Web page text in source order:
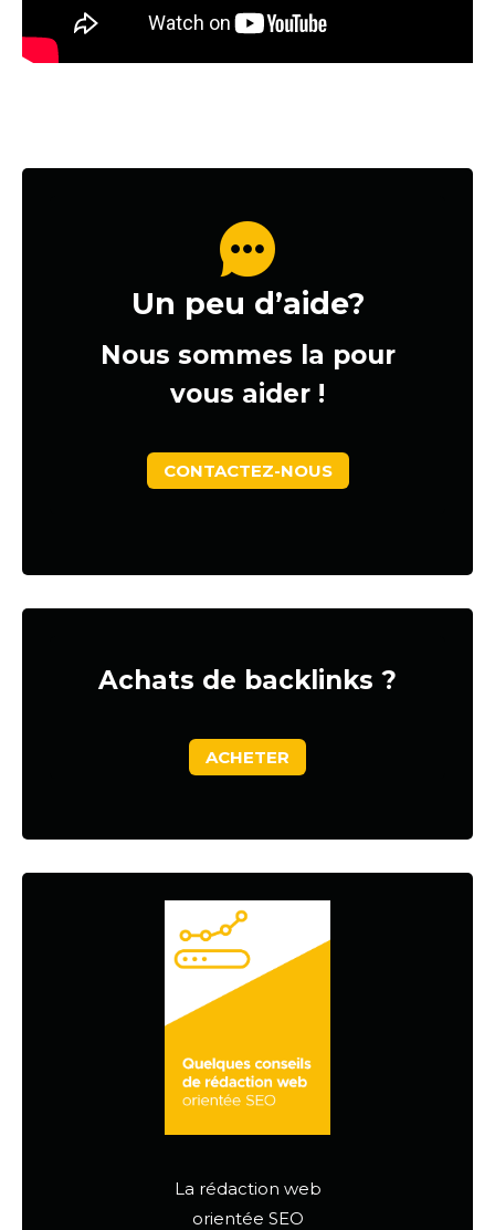
Un peu d’aide?
Nous sommes la pour
vous aider !
CONTACTEZ-NOUS
Achats de backlinks ?
ACHETER
La rédaction web
orientée SEO